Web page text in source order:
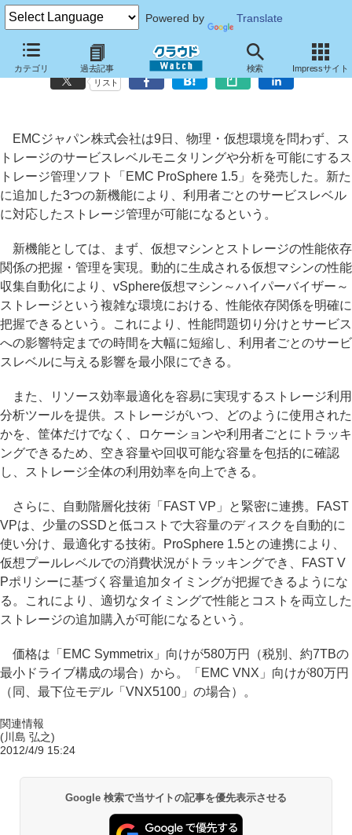
Powered by Translate
カテゴリ 過去記事 検索 Impressサイト
EMCジャパン、ストレージ管理ソフト「ProSphere 1.5」を発売
リスト
EMCジャパン株式会社は9日、物理・仮想環境を問わず、ス
トレージのサービスレベルモニタリングや分析を可能にするス
トレージ管理ソフト「EMC ProSphere 1.5」を発売した。新た
に追加した3つの新機能により、利用者ごとのサービスレベル
に対応したストレージ管理が可能になるという。
新機能としては、まず、仮想マシンとストレージの性能依存
関係の把握・管理を実現。動的に生成される仮想マシンの性能
収集自動化により、vSphere仮想マシン～ハイパーバイザー～
ストレージという複雑な環境における、性能依存関係を明確に
把握できるという。これにより、性能問題切り分けとサービス
への影響特定までの時間を大幅に短縮し、利用者ごとのサービ
スレベルに与える影響を最小限にできる。
また、リソース効率最適化を容易に実現するストレージ利用
分析ツールを提供。ストレージがいつ、どのように使用された
かを、筐体だけでなく、ロケーションや利用者ごとにトラッキ
ングできるため、空き容量や回収可能な容量を包括的に確認
し、ストレージ全体の利用効率を向上できる。
さらに、自動階層化技術「FAST VP」と緊密に連携。FAST
VPは、少量のSSDと低コストで大容量のディスクを自動的に
使い分け、最適化する技術。ProSphere 1.5との連携により、
仮想プールレベルでの消費状況がトラッキングでき、FAST V
Pポリシーに基づく容量追加タイミングが把握できるようにな
る。これにより、適切なタイミングで性能とコストを両立した
ストレージの追加購入が可能になるという。
価格は「EMC Symmetrix」向けが580万円（税別、約7TBの
最小ドライブ構成の場合）から。「EMC VNX」向けが80万円
（同、最下位モデル「VNX5100」の場合）。
関連情報
(川島 弘之)
2012/4/9 15:24
Google 検索で当サイトの記事を優先表示させる